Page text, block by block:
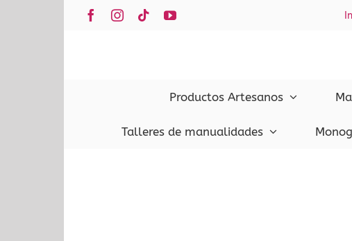
FacebookInstagram
TiktokYouTube
Productos Artesanos
Talleres de manualidades